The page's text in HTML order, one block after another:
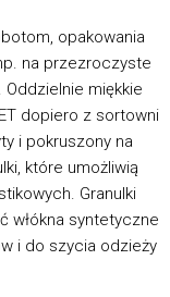
opakowania
na przezroczyste
miękkie
dopiero z sortowni
i pokruszony na
które umożliwią
Granulki
włókna syntetyczne
i do szycia odzieży